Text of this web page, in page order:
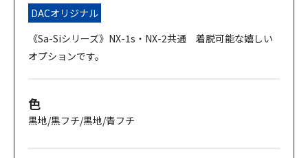
DACオリジナル
《Sa-Siシリーズ》NX-1s・NX-2共通 着脱可能な嬉しい
オプションです。
色
黒地/黒フチ/黒地/青フチ